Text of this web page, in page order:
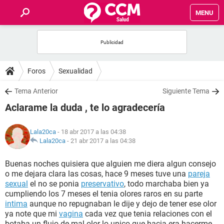
MENU
FOROS
SALUD
NUTRICIÓN
BIENESTAR
SEXUALIDAD
GLOSARIO
Foros Sexualidad
Tema Anterior Siguiente Tema
Aclarame la duda , te lo agradecería
Lala20ca - 18 abr 2017 a las 04:38
Lala20ca - 21 abr 2017 a las 04:38
Buenas noches quisiera que alguien me diera algun consejo
o me dejara clara las cosas, hace 9 meses tuve una pareja
sexual el no se ponia preservativo, todo marchaba bien ya
cumpliendo los 7 meses el tenia olores raros en su parte
intima aunque no repugnaban le dije y dejo de tener ese olor
ya note que mi vagina cada vez que tenia relaciones con el